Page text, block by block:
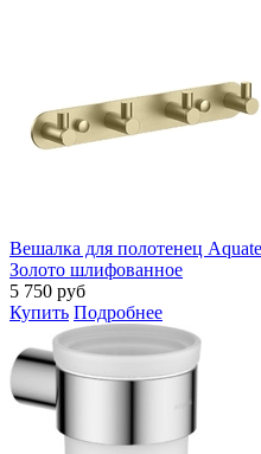
Вешалка для полотенец
Золото шлифованное
5 750 руб
Купить Подробнее